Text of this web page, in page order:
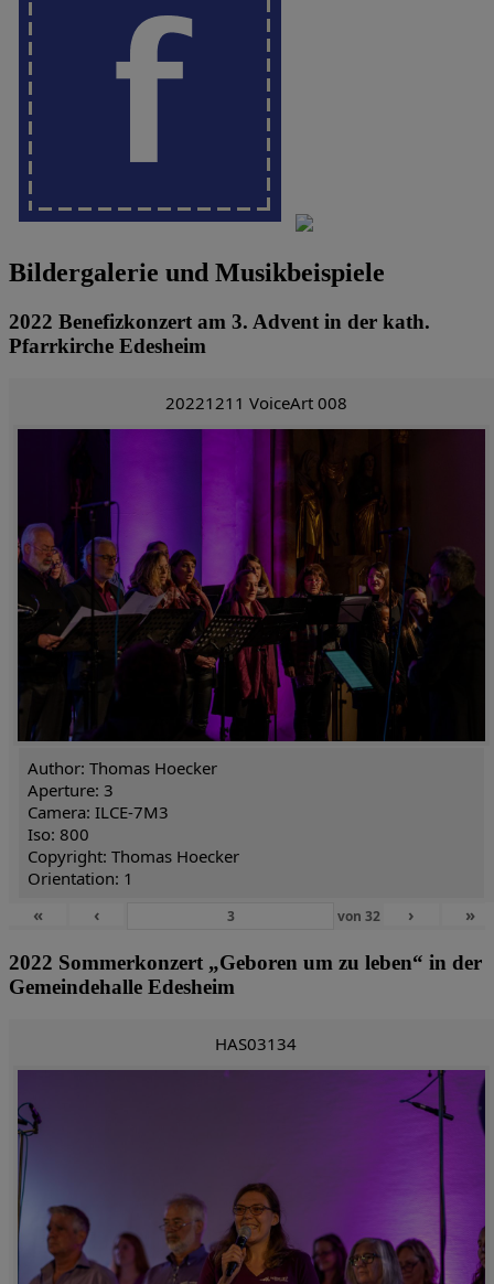
Bildergalerie und Musikbeispiele
2022 Benefizkonzert am 3. Advent in der kath.
Pfarrkirche Edesheim
20221211 VoiceArt 008
Author: Thomas Hoecker
Aperture: 3
Camera: ILCE-7M3
Iso: 800
Copyright: Thomas Hoecker
Orientation: 1
«
‹ von32 › »
2022 Sommerkonzert „Geboren um zu leben“ in der
Gemeindehalle Edesheim
HAS03134